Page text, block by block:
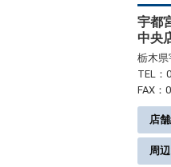
宇都
中央
栃木県
TEL：
FAX：
店
周